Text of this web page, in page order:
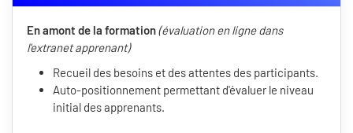
En amont de la formation(évaluation en ligne dans
l'extranet apprenant)
Recueil des besoins et des attentes des participants.
Auto-positionnement permettant d'évaluer le niveau
initial des apprenants.